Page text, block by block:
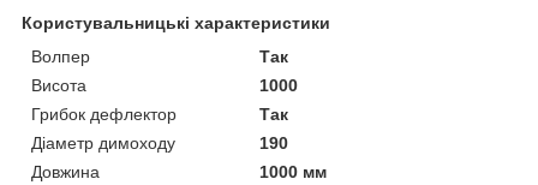
Користувальницькі характеристики
Волпер
Так
Висота
1000
Грибок дефлектор
Так
Діаметр димоходу
190
Довжина
1000 мм